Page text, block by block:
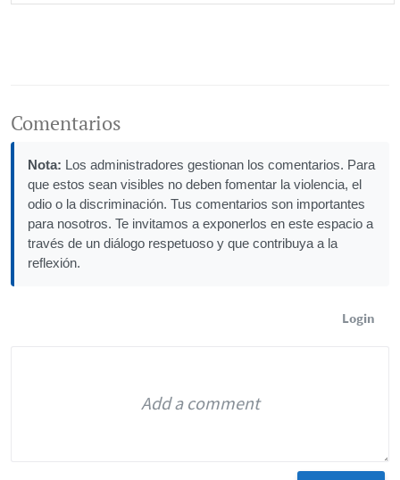
Comentarios
Nota: Los administradores gestionan los comentarios. Para
que estos sean visibles no deben fomentar la violencia, el
odio o la discriminación. Tus comentarios son importantes
para nosotros. Te invitamos a exponerlos en este espacio a
través de un diálogo respetuoso y que contribuya a la
reflexión.
Login